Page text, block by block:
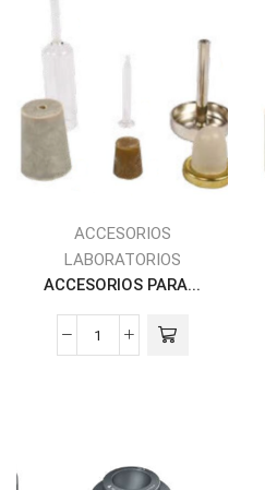
ACCESORIOS
LABORATORIOS
ACCESORIOS PARA...